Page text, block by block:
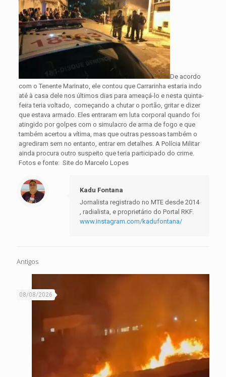
De acordo
com o Tenente Marinato, ele contou que Carrarinha estaria indo
até à casa dele nos últimos dias para ameaçá-lo e nesta quinta-
feira teria voltado, começando a chutar o portão, gritar e dizer
que estava armado. Eles entraram em luta corporal quando foi
atingido por golpes com o simulacro de arma de fogo e que
também acertou a vítima, mas que outras pessoas também o
agrediram sem no entanto, entrar em detalhes. A Polícia Militar
ainda procura outro suspeito que teria participado do crime.
Fotos e fonte: Site do Marcelo Lopes
Kadu Fontana
Jornalista registrado no MTE desde 2014
, radialista, e proprietário do Portal RKF.
www.instagram.com/kadufontana/
Antigos
08/08/2026